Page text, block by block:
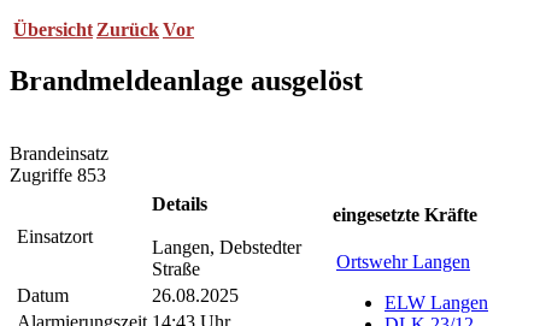
Übersicht ZurückVor
Brandmeldeanlage ausgelöst
Brandeinsatz
Zugriffe 853
Einsatzort
Details
Langen, Debstedter
Straße
Datum
26.08.2025
Alarmierungszeit 14:43 Uhr
eingesetzte Kräfte
Ortswehr Langen
ELW Langen